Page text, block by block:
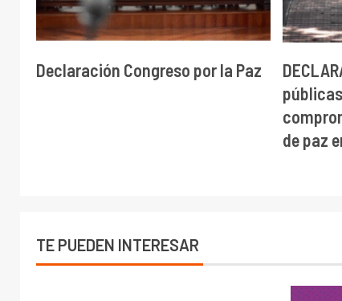
Declaración Congreso por la Paz
de paz
TE PUEDEN INTERESAR